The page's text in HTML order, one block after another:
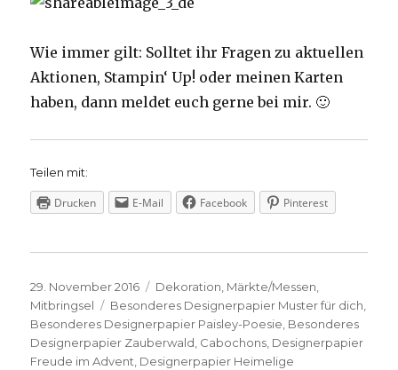
Wie immer gilt: Solltet ihr Fragen zu aktuellen
Aktionen, Stampin‘ Up! oder meinen Karten
haben, dann meldet euch gerne bei mir. 🙂
Teilen mit:
Drucken E-Mail Facebook Pinterest
Veröffentlicht
am
29. November 2016 Kategorien
Dekoration Märkte/Messen
Mitbringsel
Schlagwörter
Besonderes Designerpapier Muster für dich
Besonderes Designerpapier Paisley-Poesie Besonderes
Designerpapier Zauberwald Cabochons Designerpapier
Freude im Advent Designerpapier Heimelige